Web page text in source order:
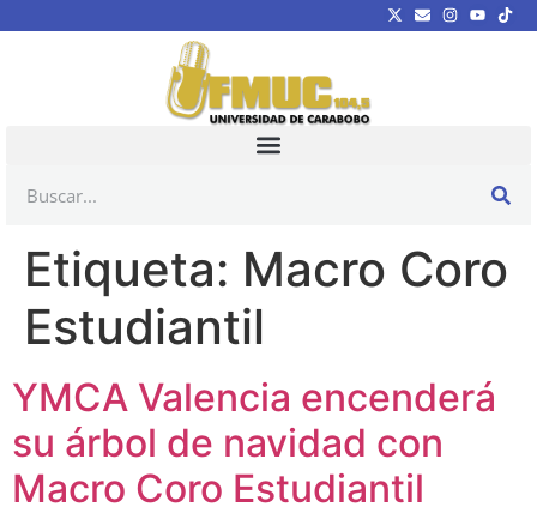
Etiqueta: Macro Coro
Estudiantil
YMCA Valencia encenderá
su árbol de navidad con
Macro Coro Estudiantil